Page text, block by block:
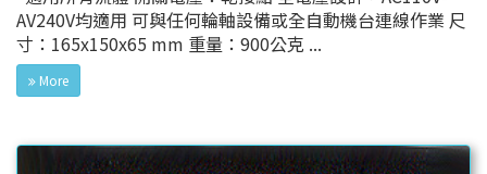
AV240V均適用 可與任何輪軸設備或全自動機台連線作業 尺
寸：165x150x65 mm 重量：900公克 ...
More